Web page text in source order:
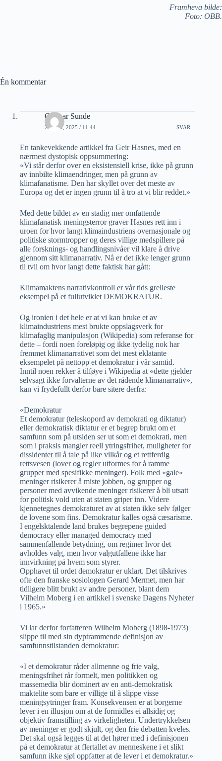
Framheva bilde:
Foto: OBB.
Én kommentar
Gunnar Sunde
24 MAI, 2025 / 11:44 SVAR
En tankevekkende artikkel fra Geir Hasnes, med en
nærmest dystopisk oppsummering:
«Vi står derfor over en eksistensiell krise, ikke på grunn
av innbilte klimaendringer, men på grunn av
klimafanatisme. Den har skyllet over det meste av
Europa og det er ingen grunn til å tro at vi blir reddet.»
Med dette bildet av en stadig mer omfattende
klimafanatisk meningsterror graver Hasnes rett inn i
uroen for hvor langt klimaindustriens overnasjonale og
politiske stormtropper og deres villige medspillere på
alle forsknings- og handlingsnivåer vil klare å drive
gjennom sitt klimanarrativ. Nå er det ikke lenger grunn
til tvil om hvor langt dette faktisk har gått:
Klimamaktens narrativkontroll er vår tids grelleste
eksempel på et fullutviklet DEMOKRATUR.
Og ironien i det hele er at vi kan bruke et av
klimaindustriens mest brukte oppslagsverk for
klimafaglig manipulasjon (Wikipedia) som referanse for
dette – fordi noen foreløpig og ikke tydelig nok har
fremmet klimanarrativet som det mest eklatante
eksempelet på nettopp et demokratur i vår samtid.
Inntil noen rekker å tilføye i Wikipedia at «dette gjelder
selvsagt ikke forvalterne av det rådende klimanarrativ»,
kan vi frydefullt derfor bare sitere derfra:
«Demokratur
Et demokratur (teleskopord av demokrati og diktatur)
eller demokratisk diktatur er et begrep brukt om et
samfunn som på utsiden ser ut som et demokrati, men
som i praksis mangler reell ytringsfrihet, muligheter for
dissidenter til å tale på like vilkår og et rettferdig
rettsvesen (lover og regler utformes for å ramme
grupper med spesifikke meninger). Folk med «gale»
meninger risikerer å miste jobben, og grupper og
personer med avvikende meninger risikerer å bli utsatt
for politisk vold uten at staten griper inn. Videre
kjennetegnes demokraturet av at staten ikke selv følger
de lovene som fins. Demokratur kalles også cæsarisme.
I engelsktalende land brukes begrepene guided
democracy eller managed democracy med
sammenfallende betydning, om regimer hvor det
avholdes valg, men hvor valgutfallene ikke har
innvirkning på hvem som styrer.
Opphavet til ordet demokratur er uklart. Det tilskrives
ofte den franske sosiologen Gerard Mermet, men har
tidligere blitt brukt av andre personer, blant dem
Vilhelm Moberg i en artikkel i svenske Dagens Nyheter
i 1965.»
Vi lar derfor forfatteren Wilhelm Moberg (1898-1973)
slippe til med sin dyptrammende definisjon av
samfunnstilstanden demokratur:
«I et demokratur råder allmenne og frie valg,
meningsfrihet rår formelt, men politikken og
massemedia blir dominert av en anti-demokratisk
maktelite som bare er villige til å slippe visse
meningsytringer fram. Konsekvensen er at borgerne
lever i en illusjon om at de formidles ei allsidig og
objektiv framstilling av virkeligheten. Undertrykkelsen
av meninger er godt skjult, og den frie debatten kveles.
Det skal også legges til at det hører med i definisjonen
på et demokratur at flertallet av menneskene i et slikt
samfunn ikke sjøl oppfatter at de lever i et demokratur.»